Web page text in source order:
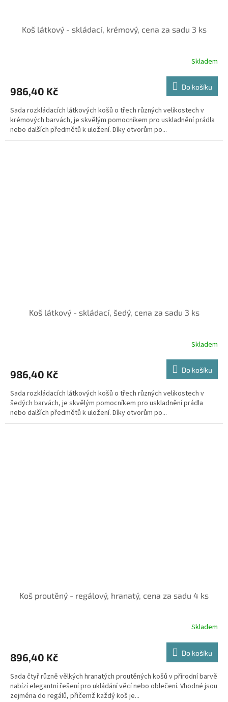
Koš látkový - skládací, krémový, cena za sadu 3 ks
Skladem
986,40 Kč Do košíku
Sada rozkládacích látkových košů o třech různých velikostech v
krémových barvách, je skvělým pomocníkem pro uskladnění prádla
nebo dalších předmětů k uložení. Díky otvorům po...
Koš látkový - skládací, šedý, cena za sadu 3 ks
Skladem
986,40 Kč Do košíku
Sada rozkládacích látkových košů o třech různých velikostech v
šedých barvách, je skvělým pomocníkem pro uskladnění prádla
nebo dalších předmětů k uložení. Díky otvorům po...
Koš proutěný - regálový, hranatý, cena za sadu 4 ks
Skladem
896,40 Kč Do košíku
Sada čtyř různě vělkých hranatých proutěných košů v přírodní barvě
nabízí elegantní řešení pro ukládání věcí nebo oblečení. Vhodné jsou
zejména do regálů, přičemž každý koš je...